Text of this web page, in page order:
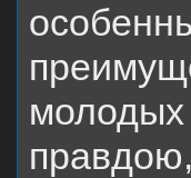
молодых